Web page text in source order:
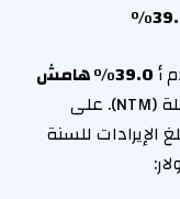
أ
39.0% هامش
للأشهر الـ 12 المقبلة (NTM). على
الإيرادات للسنة